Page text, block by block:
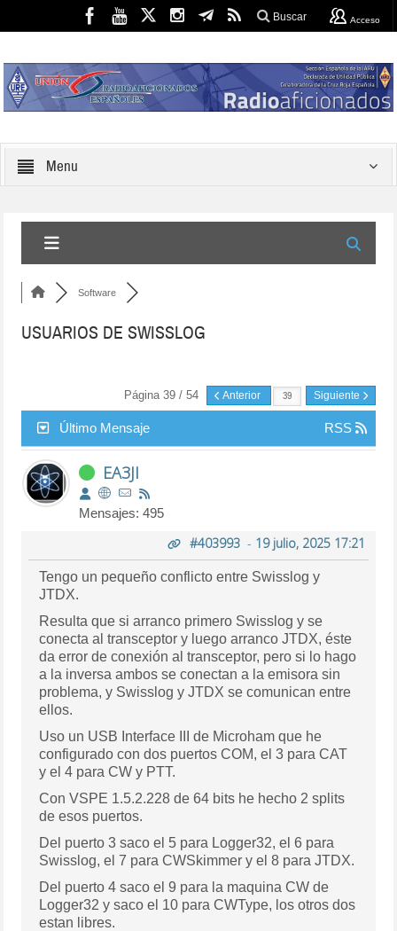
Buscar Acceso
Menu
Software
USUARIOS DE SWISSLOG
Página 39 / 54 Anterior Siguiente
Último Mensaje RSS
EA3JI
Mensajes: 495
#403993- 19 julio, 2025 17:21
Tengo un pequeño conflicto entre Swisslog y
JTDX.
Resulta que si arranco primero Swisslog y se
conecta al transceptor y luego arranco JTDX, éste
da error de conexión al transceptor, pero si lo hago
a la inversa ambos se conectan a la emisora sin
problema, y Swisslog y JTDX se comunican entre
ellos.
Uso un USB Interface III de Microham que he
configurado con dos puertos COM, el 3 para CAT
y el 4 para CW y PTT.
Con VSPE 1.5.2.228 de 64 bits he hecho 2 splits
de esos puertos.
Del puerto 3 saco el 5 para Logger32, el 6 para
Swisslog, el 7 para CWSkimmer y el 8 para JTDX.
Del puerto 4 saco el 9 para la maquina CW de
Logger32 y saco el 10 para CWType, los otros dos
estan libres.